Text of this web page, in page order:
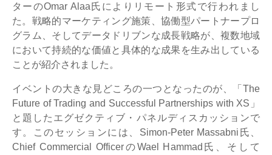
ターのOmar Alaa氏によりリモート形式で行われまし
た。戦略的マーケティング施策、協働型パートナープロ
グラム、そしてデータドリブンな成長戦略が、複数地域
において持続的な価値と具体的な成果を生み出している
ことが紹介されました。
イベントの大きな見どころの一つとなったのが、「The
Future of Trading and Successful Partnerships with XS」
と題したエグゼクティブ・パネルディスカッションで
す。このセッションには、Simon-Peter Massabni氏、
Chief Commercial OfficerのWael Hammad氏、そして